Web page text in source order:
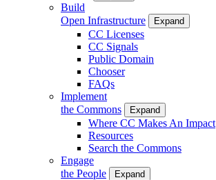
Build
Open Infrastructure
Expand
CC Licenses
CC Signals
Public Domain
Chooser
FAQs
Implement
the Commons
Expand
Where CC Makes An Impact
Resources
Search the Commons
Engage
the People
Expand